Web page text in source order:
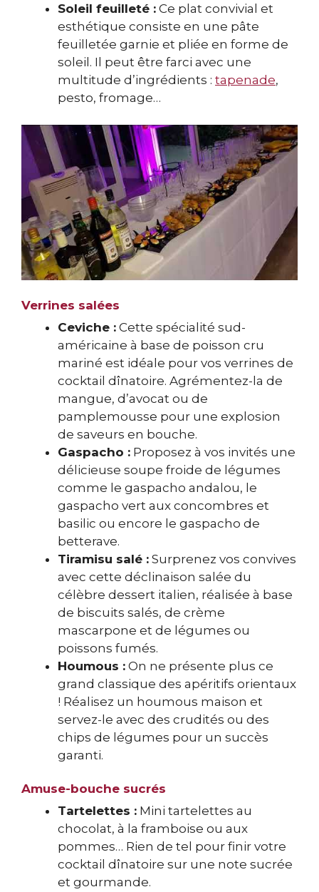
Soleil feuilleté : Ce plat convivial et
esthétique consiste en une pâte
feuilletée garnie et pliée en forme de
soleil. Il peut être farci avec une
multitude d’ingrédients : tapenade,
pesto, fromage…
Verrines salées
Ceviche : Cette spécialité sud-
américaine à base de poisson cru
mariné est idéale pour vos verrines de
cocktail dînatoire. Agrémentez-la de
mangue, d’avocat ou de
pamplemousse pour une explosion
de saveurs en bouche.
Gaspacho : Proposez à vos invités une
délicieuse soupe froide de légumes
comme le gaspacho andalou, le
gaspacho vert aux concombres et
basilic ou encore le gaspacho de
betterave.
Tiramisu salé : Surprenez vos convives
avec cette déclinaison salée du
célèbre dessert italien, réalisée à base
de biscuits salés, de crème
mascarpone et de légumes ou
poissons fumés.
Houmous : On ne présente plus ce
grand classique des apéritifs orientaux
! Réalisez un houmous maison et
servez-le avec des crudités ou des
chips de légumes pour un succès
garanti.
Amuse-bouche sucrés
Tartelettes : Mini tartelettes au
chocolat, à la framboise ou aux
pommes… Rien de tel pour finir votre
cocktail dînatoire sur une note sucrée
et gourmande.